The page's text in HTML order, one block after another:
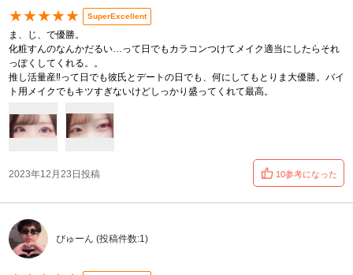
★★★★★ SuperExcellent
ま、じ、で優勝。
化粧すんのなんかだるい…って日でもカラコンつけてメイク適当にしたらそれ
っぽくしてくれる。。
推し活量産‼︎って日でも彼氏とデートの日でも、何にしてもとりま大優勝。バイ
ト用メイクでもキツすぎないけどしっかり盛ってくれて最高。
2023年12月23日投稿 10参考になった
ぴゅーん (投稿件数:1)